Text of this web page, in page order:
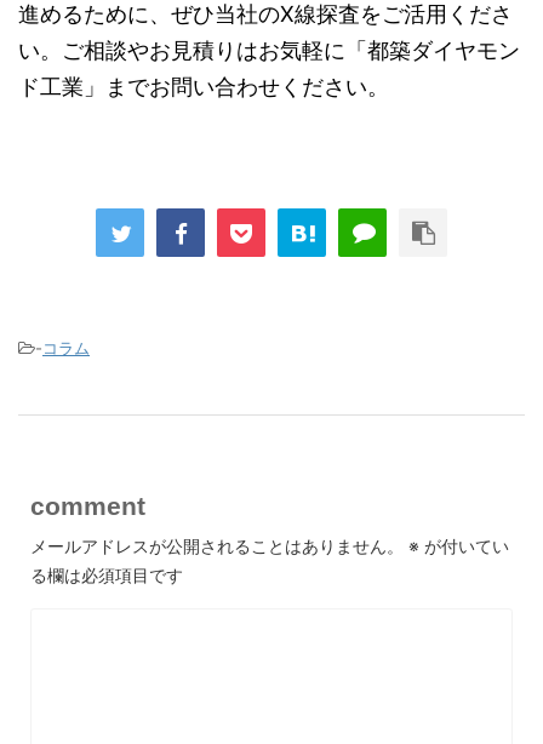
進めるために、ぜひ当社のX線探査をご活用くださ
い。ご相談やお見積りはお気軽に「都築ダイヤモン
ド工業」までお問い合わせください。
-コラム
comment
メールアドレスが公開されることはありません。 ※ が付いてい
る欄は必須項目です